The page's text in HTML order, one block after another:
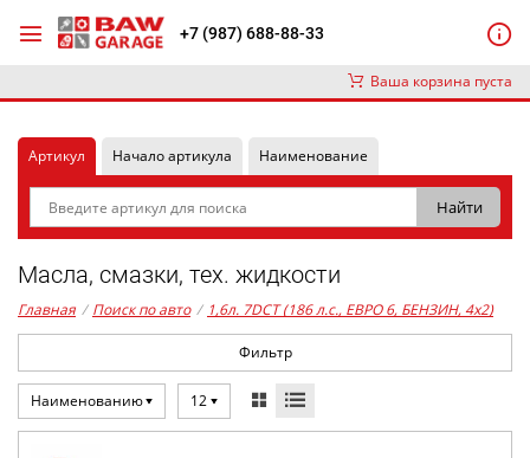
+7 (987) 688-88-33
Ваша корзина пуста
Артикул Начало артикула Наименование
Масла, смазки, тех. жидкости
Главная / Поиск по авто / 1,6л. 7DCT (186 л.с., ЕВРО 6, БЕНЗИН, 4x2)
Фильтр
Наименованию 12